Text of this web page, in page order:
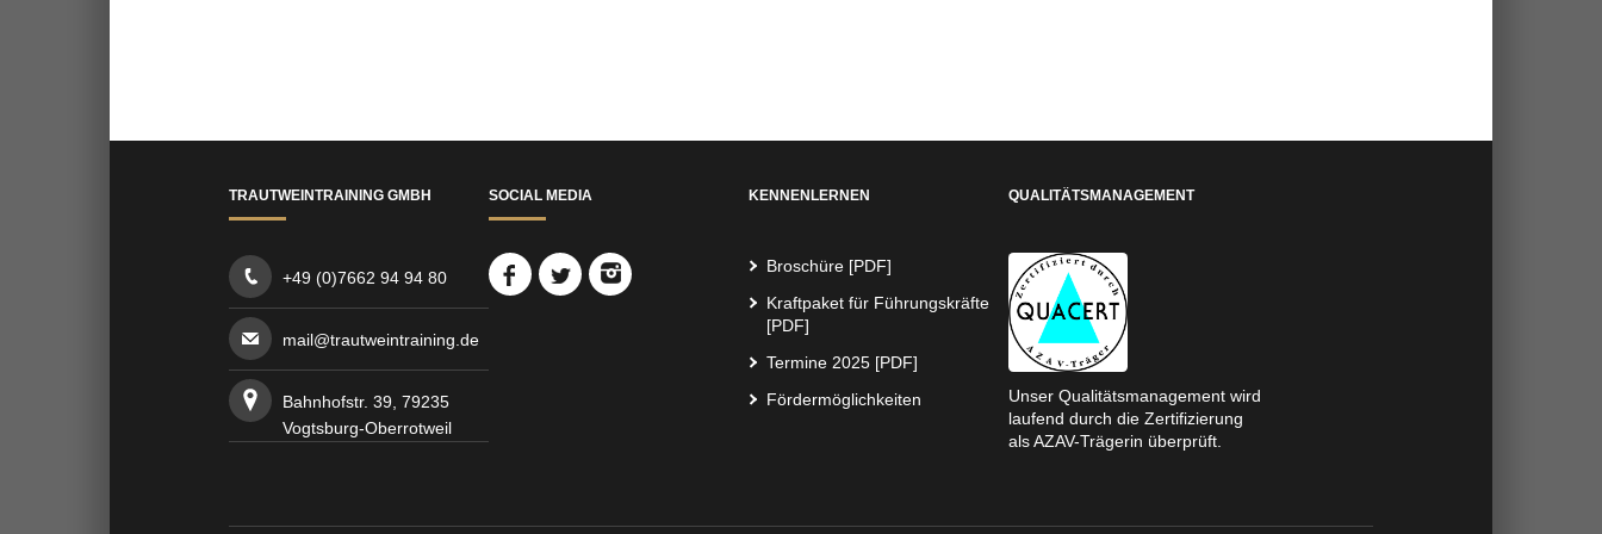
TRAUTWEINTRAINING GMBH
+49 (0)7662 94 94 80
mail@trautweintraining.de
Bahnhofstr. 39, 79235
Vogtsburg-Oberrotweil
SOCIAL MEDIA KENNENLERNEN
Broschüre [PDF]
Kraftpaket für Führungskräfte
[PDF]
Termine 2025 [PDF]
Fördermöglichkeiten
QUALITÄTSMANAGEMENT
Unser Qualitätsmanagement wird
laufend durch die Zertifizierung
als AZAV-Trägerin überprüft.